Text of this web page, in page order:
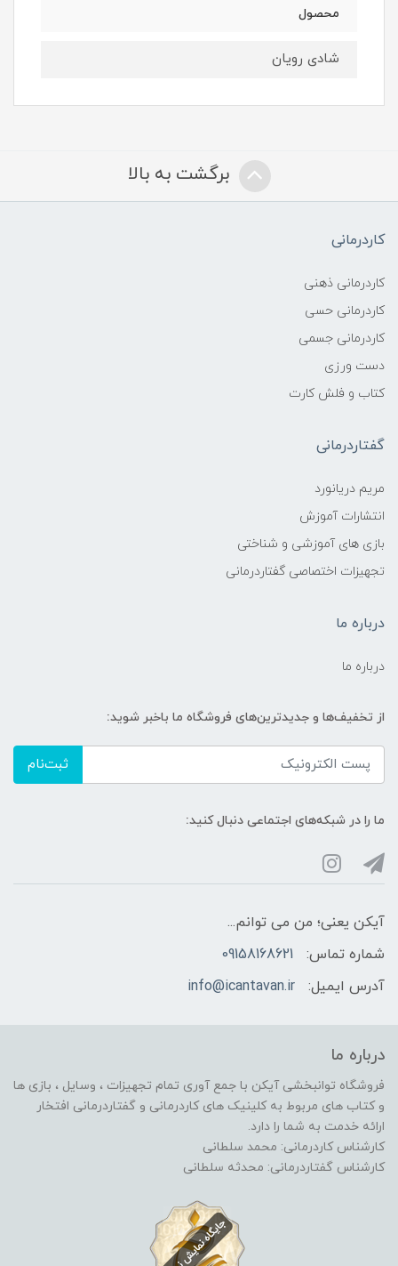
محصول
شادی رویان
برگشت به بالا
کاردرمانی
کاردرمانی ذهنی
کاردرمانی حسی
کاردرمانی جسمی
دست ورزی
کتاب و فلش کارت
گفتاردرمانی
مریم دریانورد
انتشارات آموزش
بازی های آموزشی و شناختی
تجهیزات اختصاصی گفتاردرمانی
درباره ما
درباره ما
از تخفیف‌ها و جدیدترین‌های فروشگاه ما باخبر شوید:
ثبت‌نام
ما را در شبکه‌های اجتماعی دنبال کنید:
آیکن یعنی؛ من می توانم...
شماره تماس:
09158168621
آدرس ایمیل:
info@icantavan.ir
درباره ما
فروشگاه توانبخشی آیکن با جمع آوری تمام تجهیزات ، وسایل ، بازی ها
و کتاب های مربوط به کلینیک های کاردرمانی و گفتاردرمانی افتخار
ارائه خدمت به شما را دارد.
کارشناس کاردرمانی: محمد سلطانی
کارشناس گفتاردرمانی: محدثه سلطانی